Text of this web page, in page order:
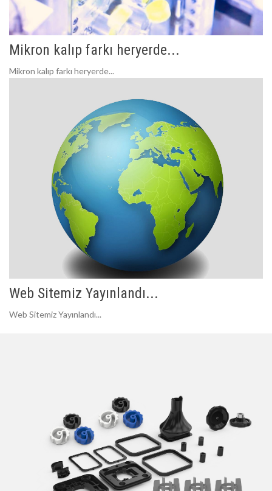
Mikron kalıp farkı heryerde...
Mikron kalıp farkı heryerde...
Web Sitemiz Yayınlandı...
Web Sitemiz Yayınlandı...